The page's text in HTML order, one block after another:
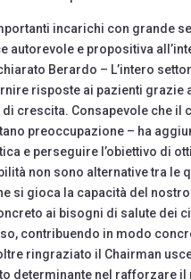
incarichi con grande
autorevole e propositiva
Berardo – L’intero
risposte ai pazienti
crescita. Consapevole che
preoccupazione – ha
e perseguire l’obiettivo di
non sono alternative tra le
si gioca la capacità del
ai bisogni di salute dei
contribuendo in modo
ringraziato il Chairman
determinante nel rafforzare